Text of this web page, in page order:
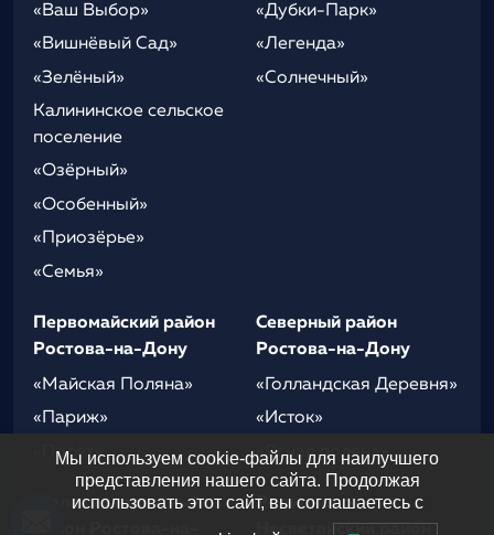
«Ваш Выбор»
«Вишнёвый Сад»
«Зелёный»
Калининское сельское
поселение
«Озёрный»
«Особенный»
«Приозёрье»
«Семья»
«Дубки-Парк»
«Легенда»
«Солнечный»
Первомайский район
Ростова-на-Дону
«Майская Поляна»
«Париж»
«Полёт»
Северный район
Ростова-на-Дону
«Голландская Деревня»
«Исток»
«Ясная поляна»
Железнодорожный
Родионово-
Несветайский район
Мы используем cookie-файлы для наилучшего
представления нашего сайта. Продолжая
использовать этот сайт, вы соглашаетесь с